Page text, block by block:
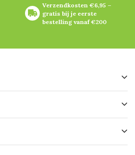
Verzendkosten €6,95 –
gratis bij je eerste
bestelling vanaf €200